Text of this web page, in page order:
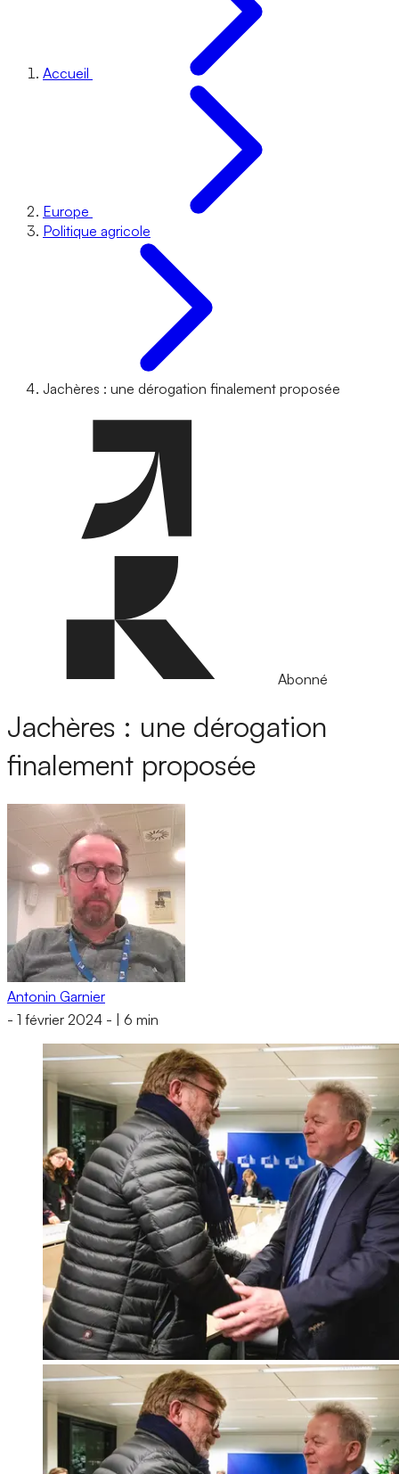
Accueil
Europe
Politique agricole
Jachères : une dérogation finalement proposée
Abonné
Jachères : une dérogation
finalement proposée
Antonin Garnier
- 1 février 2024 - 6 min